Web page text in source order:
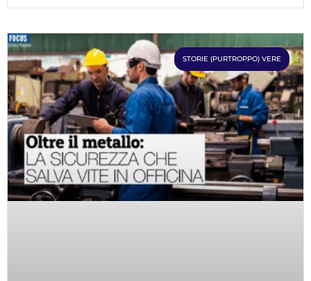
STORIE (PURTROPPO) VERE